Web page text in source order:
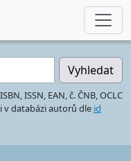
Vyhledat
ISSN, EAN, č. ČNB, OCLC
v databázi autorů dle id